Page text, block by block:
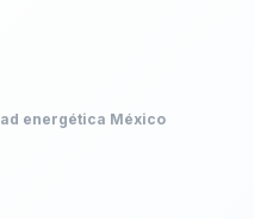
energética México